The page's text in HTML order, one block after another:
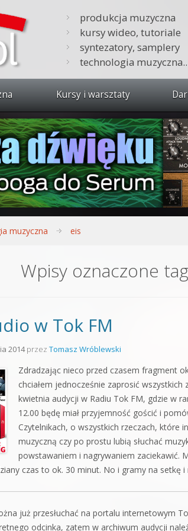
produkcja muzyczna
kursy wideo, tutoriale
syntezatory, samplery
technologia
Kursy i warsztaty
Zobacz wszystkie kursy i
Synteza dźwięku 🔥
Produkcja muzyczna w praktyce
Bitwig Studio od podstaw
Sound Forge od podstaw
Kontakt 5 Kompendium
Pakiety
muzyczna eis
Wpisy oznaczone
w Tok FM
2014przez Tomasz Wróblewski
Zdradzając nieco przed czasem fragment
chciałem jednocześnie zaprosić
kwietnia audycji w Radiu Tok FM, gdzie w
12.00 będę miał przyjemność gościć i
Czytelnikach, o wszystkich rzeczach, które
muzyczną czy po prostu lubią słuchać
powstawaniem i nagrywaniem zaciekawić.
czas to ok. 30 minut. No i gramy na setkę i
już przesłuchać na portalu internetowym
odcinka, zatem w archiwum audycji